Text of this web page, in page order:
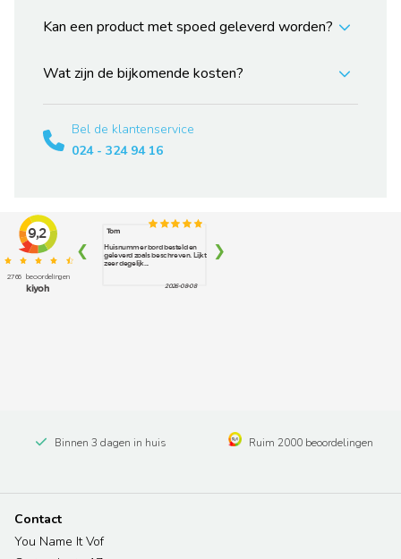
Kan een product met spoed geleverd worden?
Wat zijn de bijkomende kosten?
Bel de klantenservice
024 - 324 94 16
Binnen 3 dagen in huis Ruim 2000 beoordelingen
Contact
You Name It Vof